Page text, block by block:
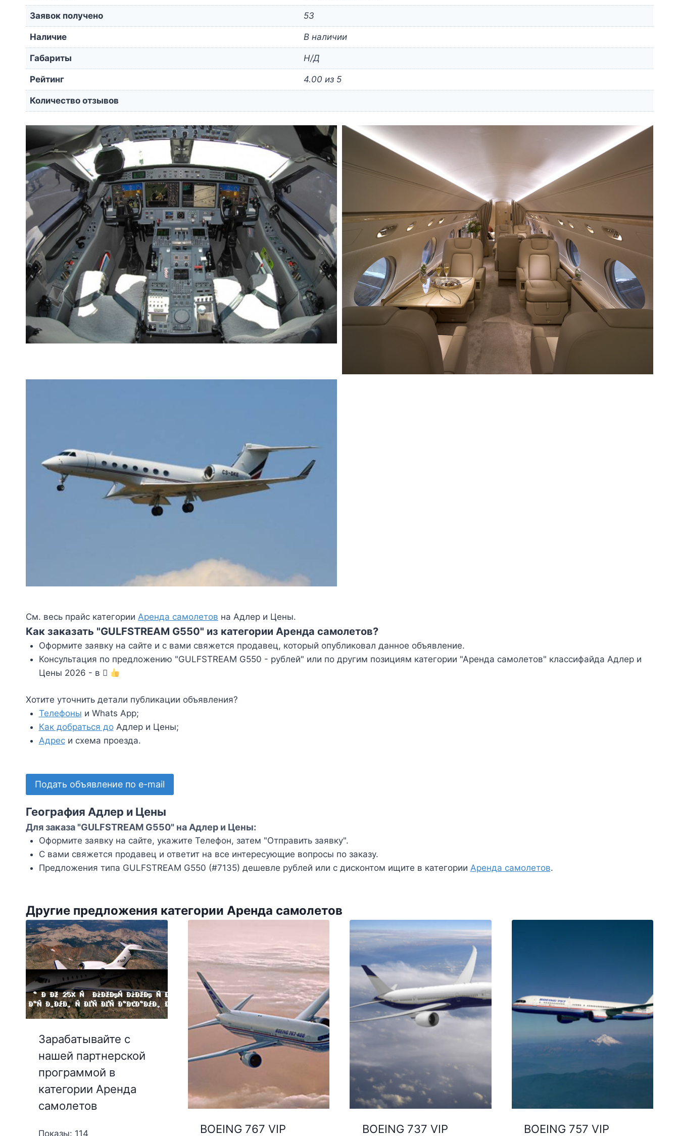
Заявок получено 53
Наличие В наличии
Габариты Н/Д
Рейтинг 4.00 из 5
Количество отзывов
См. весь прайс категории Аренда самолетов на Адлер и Цены.
Как заказать "GULFSTREAM G550" из категории Аренда самолетов?
Оформите заявку на сайте и с вами свяжется продавец, который опубликовал данное объявление.
Консультация по предложению "GULFSTREAM G550 - рублей" или по другим позициям категории "Аренда самолетов" классифайда Адлер и
Цены 2026 - в
Хотите уточнить детали публикации объявления?
Телефоны и Whats App;
Как добраться доАдлер и Цены;
Адреси схема проезда.
Подать объявление по e-mail
География Адлер и Цены
Для заказа "GULFSTREAM G550" на Адлер и Цены:
Оформите заявку на сайте, укажите Телефон, затем "Отправить заявку".
С вами свяжется продавец и ответит на все интересующие вопросы по заказу.
Предложения типа GULFSTREAM G550 (#7135) дешевле рублей или с дисконтом ищите в категории Аренда самолетов.
Другие предложения категории Аренда самолетов
Зарабатывайте с
нашей партнерской
программой в
категории Аренда
самолетов
Показы: 114 BOEING 767 VIP BOEING 737 VIP BOEING 757 VIP